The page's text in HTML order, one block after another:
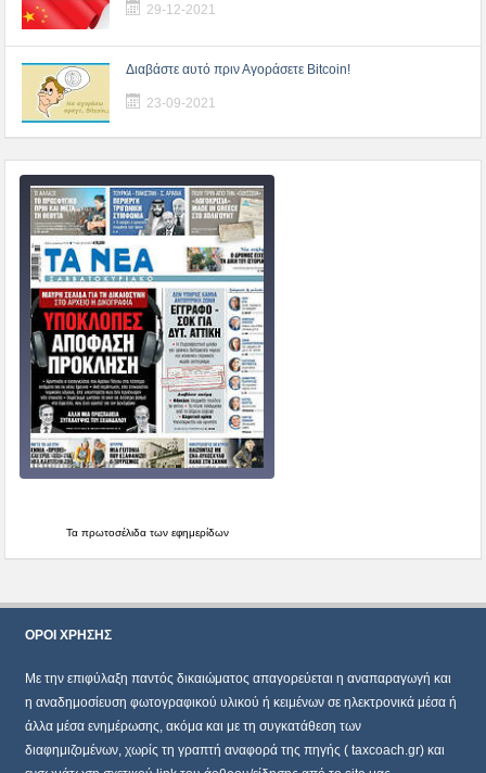
29-12-2021
Διαβάστε αυτό πριν Αγοράσετε Bitcoin!
23-09-2021
Τα πρωτοσέλιδατων εφημερίδων
ΌΡΟΙ ΧΡΗΣΗΣ
Mε την επιφύλαξη παντός δικαιώματος απαγορεύεται η αναπαραγωγή και
η αναδημοσίευση φωτογραφικού υλικού ή κειμένων σε ηλεκτρονικά μέσα ή
άλλα μέσα ενημέρωσης, ακόμα και με τη συγκατάθεση των
διαφημιζομένων, χωρίς τη γραπτή αναφορά της πηγής ( taxcoach.gr) και